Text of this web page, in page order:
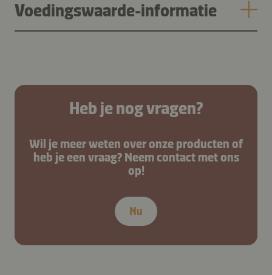
Voedingswaarde-informatie
Heb je nog vragen?
Wil je meer weten over onze producten of
heb je een vraag? Neem contact met ons
op!
Nu